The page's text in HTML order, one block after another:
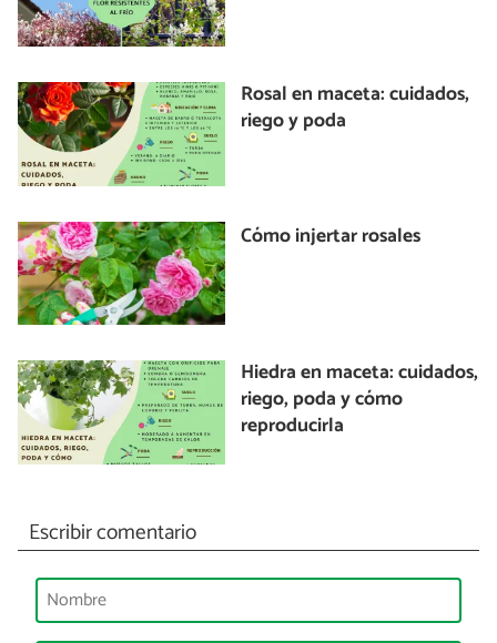
Rosal en maceta: cuidados,
riego y poda
Cómo injertar rosales
Hiedra en maceta: cuidados,
riego, poda y cómo
reproducirla
Escribir comentario